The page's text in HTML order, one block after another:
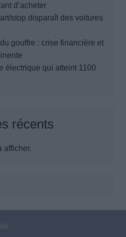
d’acheter
stop disparaît des voitures
gouffre : crise financière et
électrique qui atteint 1100
récents
afficher.